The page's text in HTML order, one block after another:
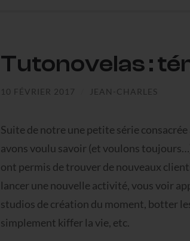
Tutonovelas :
10 FÉVRIER 2017 JEAN-CHARLES
Suite de notre une petite série
avons voulu savoir (et voulons
ont permis de trouver de nouveaux
lancer une nouvelle activité, vous voir
studios de création du moment, botter
simplement kiffer la vie, etc.